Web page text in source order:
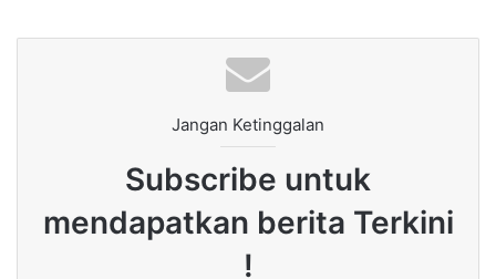
Jangan Ketinggalan
Subscribe untuk
mendapatkan berita Terkini
!